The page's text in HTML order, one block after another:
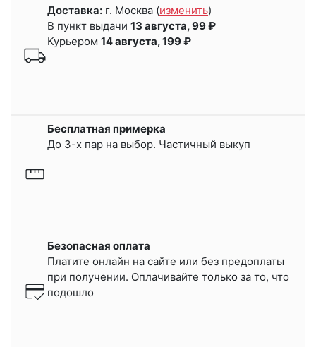
Доставка: г. Москва (изменить)
В пункт выдачи 13 августа, 99 ₽
Курьером 14 августа, 199 ₽
Бесплатная примерка
До 3-х пар на выбор. Частичный выкуп
Безопасная оплата
Платите онлайн на сайте или без предоплаты
при получении. Оплачивайте только за то, что
подошло